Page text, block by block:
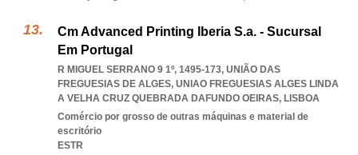
Cm Advanced Printing Iberia S.a. - Sucursal
Em Portugal
R MIGUEL SERRANO 9 1º, 1495-173, UNIÃO DAS
FREGUESIAS DE ALGES, UNIAO FREGUESIAS ALGES LINDA
A VELHA CRUZ QUEBRADA DAFUNDO OEIRAS, LISBOA
Comércio por grosso de outras máquinas e material de
escritório
ESTR